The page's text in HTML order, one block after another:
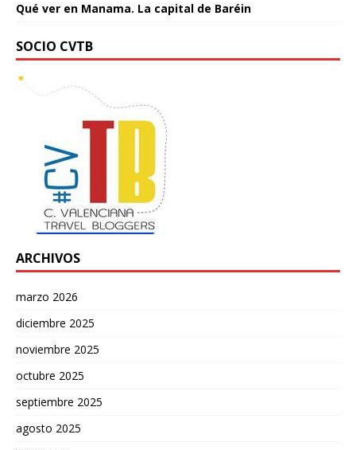
Qué ver en Manama. La capital de Baréin
SOCIO CVTB
ARCHIVOS
marzo 2026
diciembre 2025
noviembre 2025
octubre 2025
septiembre 2025
agosto 2025